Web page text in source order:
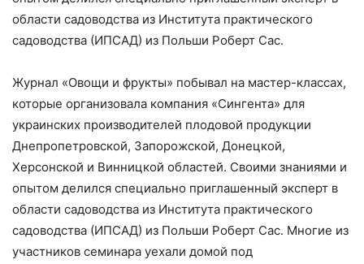
области садоводства из Института практического
садоводства (ИПСАД) из Польши Роберт Сас.
Журнал «Овощи и фрукты» побывал на мастер-классах,
которые организовала компания «Сингента» для
украинских производителей плодовой продукции
Днепропетровской, Запорожской, Донецкой,
Херсонской и Винницкой областей. Своими знаниями и
опытом делился специально приглашенный эксперт в
области садоводства из Института практического
садоводства (ИПСАД) из Польши Роберт Сас. Многие из
участников семинара уехали домой под